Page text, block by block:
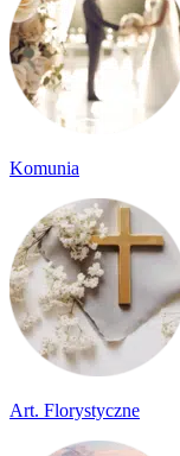
Komunia
Art. Florystyczne